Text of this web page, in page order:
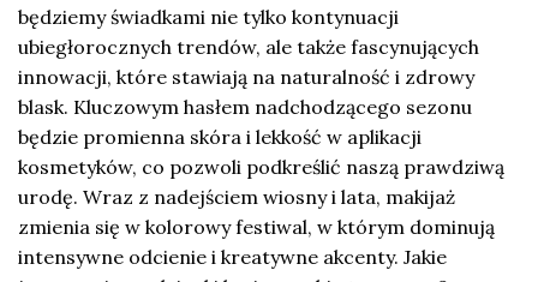
będziemy świadkami nie tylko kontynuacji
ubiegłorocznych trendów, ale także fascynujących
innowacji, które stawiają na naturalność i zdrowy
blask. Kluczowym hasłem nadchodzącego sezonu
będzie promienna skóra i lekkość w aplikacji
kosmetyków, co pozwoli podkreślić naszą prawdziwą
urodę. Wraz z nadejściem wiosny i lata, makijaż
zmienia się w kolorowy festiwal, w którym dominują
intensywne odcienie i kreatywne akcenty. Jakie